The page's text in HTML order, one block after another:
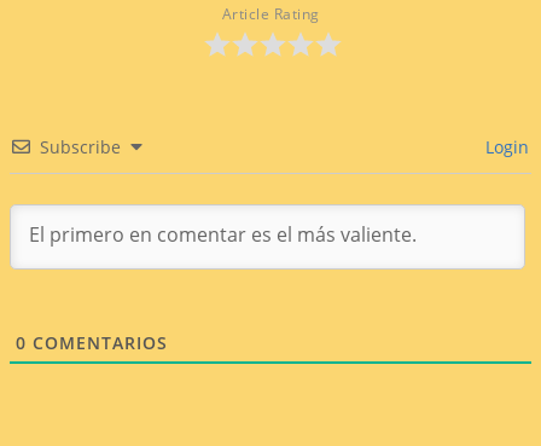
Article Rating
Subscribe Login
0 COMENTARIOS